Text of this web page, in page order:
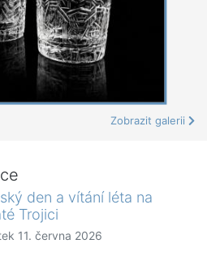
Zobrazit galerii
den a vítání léta na
Trojici
11. června 2026